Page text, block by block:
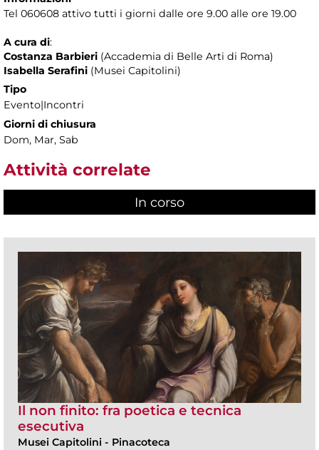
Tel 060608 attivo tutti i giorni dalle ore 9.00 alle ore 19.00
A cura di:
Costanza Barbieri (Accademia di Belle Arti di Roma)
Isabella Serafini (Musei Capitolini)
Tipo
Evento|Incontri
Giorni di chiusura
Dom, Mar, Sab
Attività correlate
In corso
Il non finito: fra poetica e tecnica
esecutiva
Musei Capitolini - Pinacoteca